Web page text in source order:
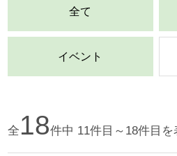
全て
イベント
全 18件中 11件目～18件目を